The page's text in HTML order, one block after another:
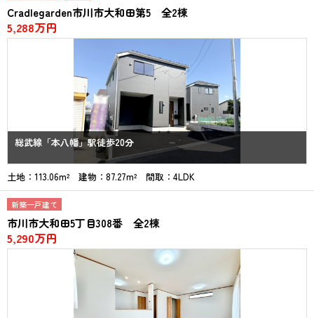
Cradlegarden市川市大和田第5 全2棟
5,288万円
総武線「本八幡」駅徒歩20分
土地：113.06m² 建物：87.27m² 間取：4LDK
新築一戸建て
市川市大和田5丁目308番 全2棟
5,290万円